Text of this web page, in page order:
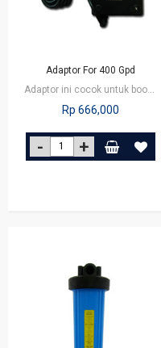
Adaptor For 400 Gpd
Rp 666,000